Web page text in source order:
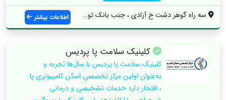
سه راه گوهر دشت خ آزادی ، جنب بانک توسعه... اطلاعات بیشتر
کلینیک سلامت پا پردیس
کلینیک سلامت پا پردیس با سال‌ها تجربه و
به‌عنوان اولین مرکز تخصصی اسکن کامپیوتری پا
، افتخار دارد خدمات تشخیصی و درمانی